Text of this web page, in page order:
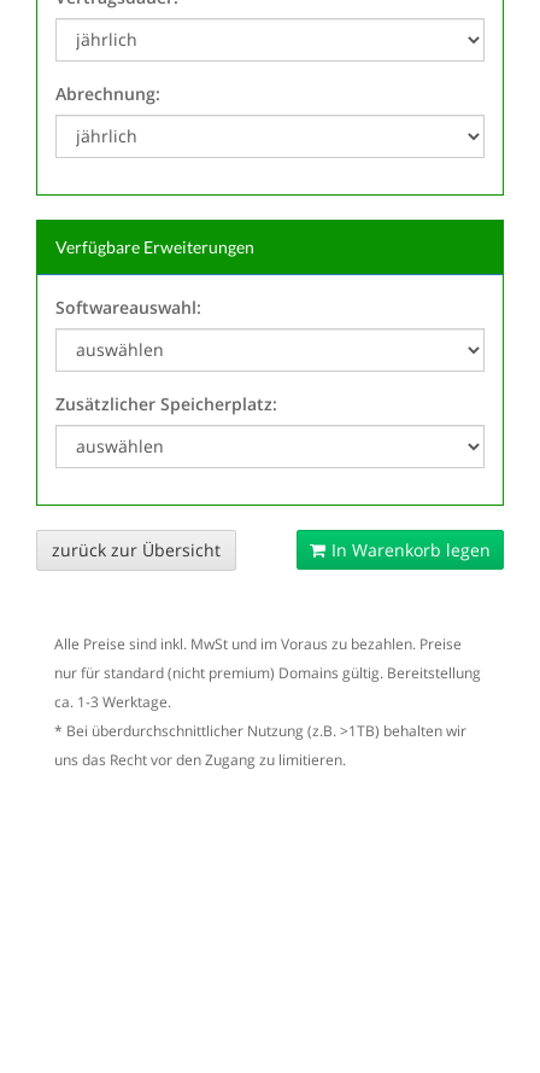
Abrechnung:
Verfügbare Erweiterungen
Softwareauswahl:
Zusätzlicher Speicherplatz:
zurück zur Übersicht In Warenkorb legen
Alle Preise sind inkl. MwSt und im Voraus zu bezahlen. Preise
nur für standard (nicht premium) Domains gültig. Bereitstellung
ca. 1-3 Werktage.
* Bei überdurchschnittlicher Nutzung (z.B. >1TB) behalten wir
uns das Recht vor den Zugang zu limitieren.